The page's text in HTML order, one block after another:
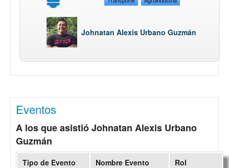
Johnatan Alexis Urbano Guzmán
Eventos
A los que asistió Johnatan Alexis Urbano
Guzmán
Tipo de Evento Nombre Evento Rol